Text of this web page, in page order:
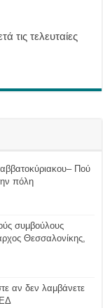
τις τελευταίες
Πού
πόλη
συμβούλους
Θεσσαλονίκης,
αν δεν λαμβάνετε